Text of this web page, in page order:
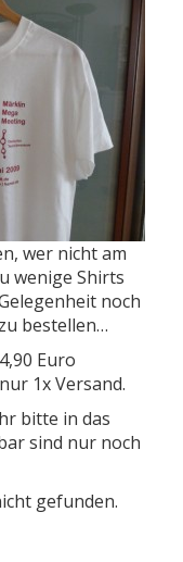
wer nicht am
wenige Shirts
noch
bestellen…
Euro
1x Versand.
bitte in das
sind nur noch
gefunden.